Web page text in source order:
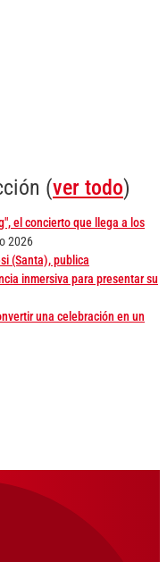
(ver todo)
el concierto que llega a los
2026
(Santa), publica
inmersiva para presentar su
una celebración en un